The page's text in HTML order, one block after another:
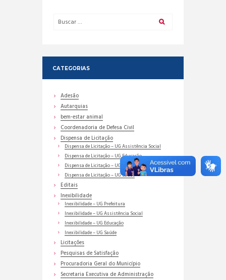
CATEGORIAS
Adesão
Autarquias
bem-estar animal
Coordenadoria de Defesa Civil
Dispensa de Licitação
Dispensa de Licitação – UG Assistência Social
Dispensa de Licitação – UG Educação
Dispensa de Licitação – UG Prefeitura
Dispensa de Licitação – UG Saúde
Editais
Inexibilidade
Inexibilidade – UG Prefeitura
Inexibilidade – UG Assistência Social
Inexibilidade – UG Educação
Inexibilidade – UG Saúde
Licitações
Pesquisas de Satisfação
Procuradoria Geral do Município
Secretaria Executiva de Administração